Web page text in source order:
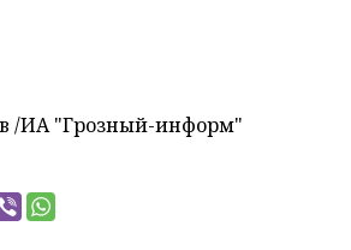
/ИА "Грозный-информ"